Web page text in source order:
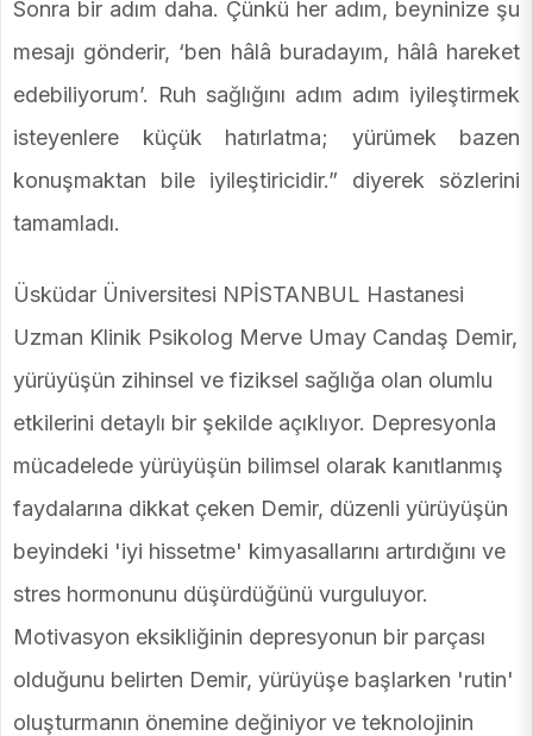
Sonra bir adım daha. Çünkü her adım, beyninize şu
mesajı gönderir, ‘ben hâlâ buradayım, hâlâ hareket
edebiliyorum’. Ruh sağlığını adım adım iyileştirmek
isteyenlere küçük hatırlatma; yürümek bazen
konuşmaktan bile iyileştiricidir.” diyerek sözlerini
tamamladı.
Üsküdar Üniversitesi NPİSTANBUL Hastanesi
Uzman Klinik Psikolog Merve Umay Candaş Demir,
yürüyüşün zihinsel ve fiziksel sağlığa olan olumlu
etkilerini detaylı bir şekilde açıklıyor. Depresyonla
mücadelede yürüyüşün bilimsel olarak kanıtlanmış
faydalarına dikkat çeken Demir, düzenli yürüyüşün
beyindeki 'iyi hissetme' kimyasallarını artırdığını ve
stres hormonunu düşürdüğünü vurguluyor.
Motivasyon eksikliğinin depresyonun bir parçası
olduğunu belirten Demir, yürüyüşe başlarken 'rutin'
oluşturmanın önemine değiniyor ve teknolojinin